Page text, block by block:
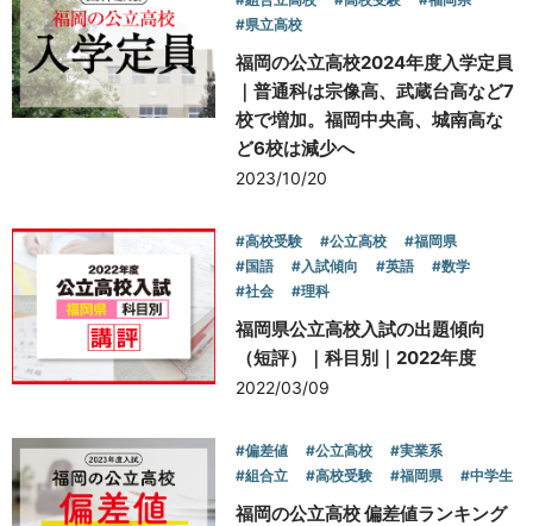
プライバシーポリシー
お問い合わせ
#県立高校
福岡の公立高校2024年度入学定員
｜普通科は宗像高、武蔵台高など7
校で増加。福岡中央高、城南高な
ど6校は減少へ
2023/10/20
#高校受験 #公立高校
#福岡県
#国語
#入試傾向 #英語
#数学
#社会
#理科
福岡県公立高校入試の出題傾向
（短評）｜科目別｜2022年度
2022/03/09
#偏差値 #公立高校
#実業系
#組合立
#高校受験 #福岡県 #中学生
福岡の公立高校 偏差値ランキング